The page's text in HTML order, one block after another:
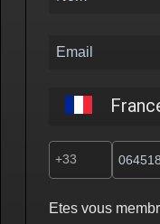
Etes vous